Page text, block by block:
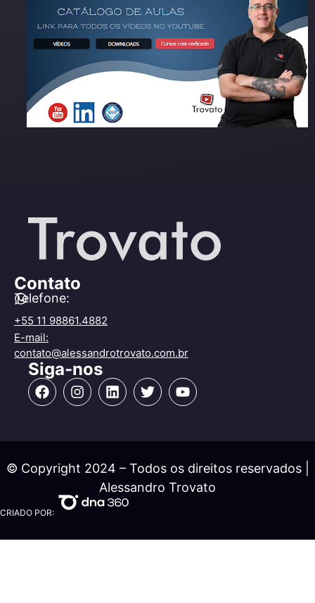
Contato
Telefone:
+55 11 98861.4882
E-mail:
contato@alessandrotrovato.com.br
Siga-nos
© Copyright 2024 – Todos os direitos reservados |
Alessandro Trovato
CRIADO POR: